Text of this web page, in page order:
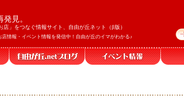
見。
店」をつなぐ情報サイト、自由が丘ネット（β版）
店情報・イベント情報を発信中！自由が丘のイマがわかる♪